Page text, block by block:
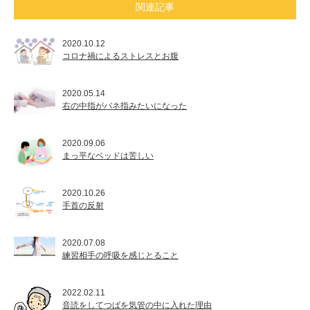
関連記事
2020.10.12
コロナ禍によるストレスとお腹
2020.05.14
右の中指がバネ指みたいになった
2020.09.06
まっ平なベッドは苦しい
2020.10.26
手首の反射
2020.07.08
練習相手の呼吸を感じとること
2022.02.11
音読をしてつばを気管の中に入れた理由